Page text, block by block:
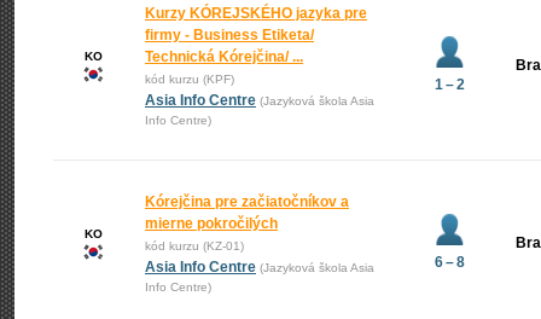
KO
Kurzy KÓREJSKÉHO jazyka pre
firmy - Business Etiketa/
Technická Kórejčina/ ...
kód kurzu (KPF)
Asia Info Centre (Jazyková škola Asia
Info Centre)
1 – 2
KO
Kórejčina pre začiatočníkov a
mierne pokročilých
kód kurzu (KZ-01)
Asia Info Centre (Jazyková škola Asia
Info Centre)
6 – 8